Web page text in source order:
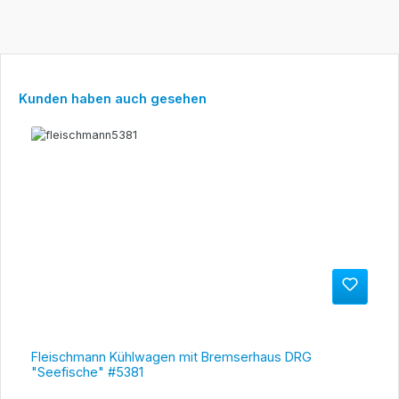
Produktgalerie überspringen
Kunden haben auch gesehen
Fleischmann Kühlwagen mit Bremserhaus DRG
"Seefische" #5381